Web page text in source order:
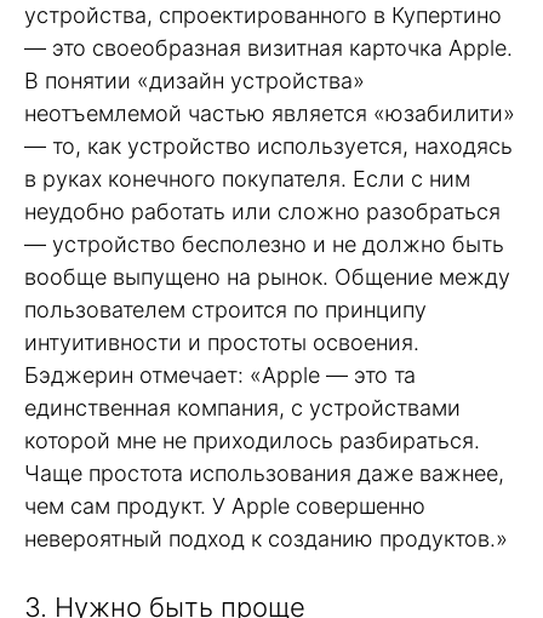
устройства, спроектированного в Купертино
— это своеобразная визитная карточка Apple.
В понятии «дизайн устройства»
неотъемлемой частью является «юзабилити»
— то, как устройство используется, находясь
в руках конечного покупателя. Если с ним
неудобно работать или сложно разобраться
— устройство бесполезно и не должно быть
вообще выпущено на рынок. Общение между
пользователем строится по принципу
интуитивности и простоты освоения.
Бэджерин отмечает: «Apple — это та
единственная компания, с устройствами
которой мне не приходилось разбираться.
Чаще простота использования даже важнее,
чем сам продукт. У Apple совершенно
невероятный подход к созданию продуктов.»
3. Нужно быть проще